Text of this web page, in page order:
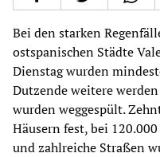
Bei den starken
ostspanischen Städte
Dienstag wurden
Dutzende weitere
wurden weggespült.
Häusern fest, bei
und zahlreiche Straßen